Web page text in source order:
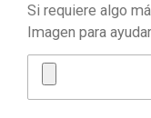
Si requiere algo
Imagen para